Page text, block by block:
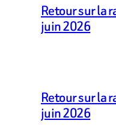
Retour sur la
juin 2026
Retour sur la
juin 2026